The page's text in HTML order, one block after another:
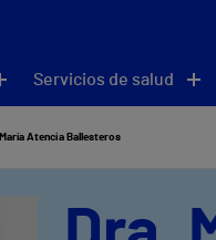
Servicios de salud
María Atencia Ballesteros